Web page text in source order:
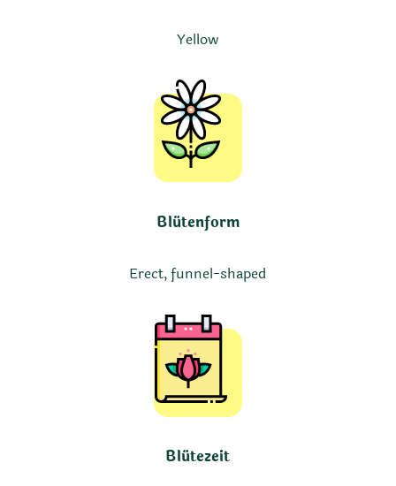
Yellow
Blütenform
Erect, funnel-shaped
Blütezeit